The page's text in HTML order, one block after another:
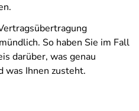
So haben Sie im Fall
darüber, was genau
was Ihnen zusteht.